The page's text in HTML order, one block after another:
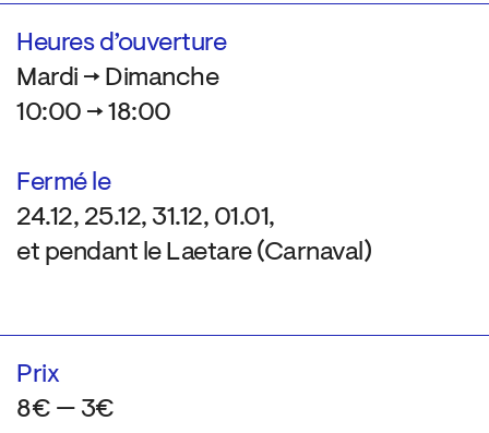
Heures d’ouverture
Mardi → Dimanche
10:00 → 18:00
Fermé le
24.12, 25.12, 31.12, 01.01,
et pendant le Laetare (Carnaval)
Prix
8€ — 3€